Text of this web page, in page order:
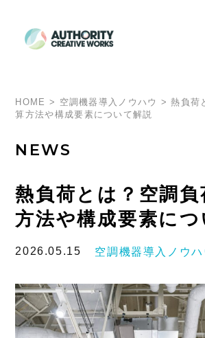
HOME > 空調機器導入ノウハウ >熱負荷
算方法や構成要素について解説
NEWS
熱負荷とは？空調負
方法や構成要素に
2026.05.15 空調機器導入ノウハ